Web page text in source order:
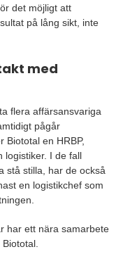
det möjligt att
på lång sikt, inte
med
flera affärsansvariga
pågår
Biototal en HRBP,
logistiker. I de fall
stå stilla, har de också
en logistikchef som
har ett nära samarbete